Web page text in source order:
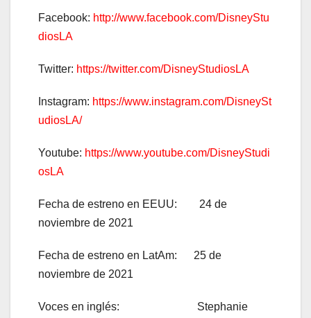
Facebook: http://www.facebook.com/DisneyStu
diosLA
Twitter: https://twitter.com/DisneyStudiosLA
Instagram: https://www.instagram.com/DisneySt
udiosLA/
Youtube: https://www.youtube.com/DisneyStudi
osLA
Fecha de estreno en EEUU: 24 de
noviembre de 2021
Fecha de estreno en LatAm: 25 de
noviembre de 2021
Voces en inglés: Stephanie